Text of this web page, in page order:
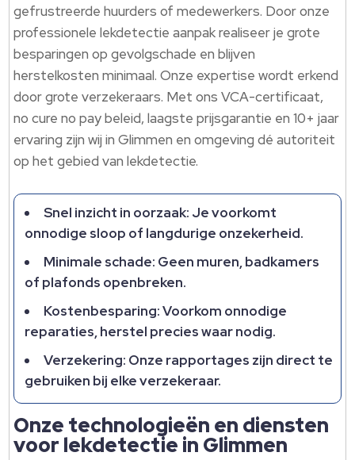
gefrustreerde huurders of medewerkers. Door onze
professionele lekdetectie aanpak realiseer je grote
besparingen op gevolgschade en blijven
herstelkosten minimaal. Onze expertise wordt erkend
door grote verzekeraars. Met ons VCA-certificaat,
no cure no pay beleid, laagste prijsgarantie en 10+ jaar
ervaring zijn wij in Glimmen en omgeving dé autoriteit
op het gebied van lekdetectie.
Snel inzicht in oorzaak: Je voorkomt
onnodige sloop of langdurige onzekerheid.
Minimale schade: Geen muren, badkamers
of plafonds openbreken.
Kostenbesparing: Voorkom onnodige
reparaties, herstel precies waar nodig.
Verzekering: Onze rapportages zijn direct te
gebruiken bij elke verzekeraar.
Onze technologieën en diensten
voor lekdetectie in Glimmen